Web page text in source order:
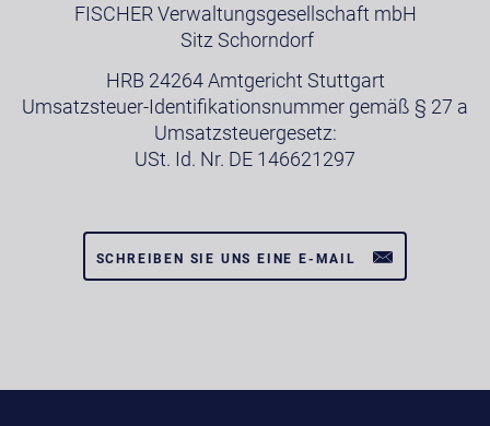
FISCHER Verwaltungsgesellschaft mbH
Sitz Schorndorf
HRB 24264 Amtgericht Stuttgart
Umsatzsteuer-Identifikationsnummer gemäß § 27 a
Umsatzsteuergesetz:
USt. Id. Nr. DE 146621297
SCHREIBEN SIE UNS EINE E-MAIL